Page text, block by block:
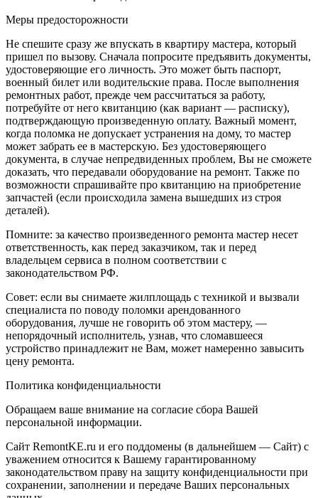
Меры предосторожности
Не спешите сразу же впускать в квартиру мастера, который
пришел по вызову. Сначала попросите предъявить документы,
удостоверяющие его личность. Это может быть паспорт,
военный билет или водительские права. После выполнения
ремонтных работ, прежде чем рассчитаться за работу,
потребуйте от него квитанцию (как вариант — расписку),
подтверждающую произведенную оплату. Важный момент,
когда поломка не допускает устранения на дому, то мастер
может забрать ее в мастерскую. Без удостоверяющего
документа, в случае непредвиденных проблем, Вы не сможете
доказать, что передавали оборудование на ремонт. Также по
возможности спрашивайте про квитанцию на приобретение
запчастей (если происходила замена вышедших из строя
деталей).
Помните: за качество произведенного ремонта мастер несет
ответственность, как перед заказчиком, так и перед
владельцем сервиса в полном соответствии с
законодательством РФ.
Совет: если вы снимаете жилплощадь с техникой и вызвали
специалиста по поводу поломки арендованного
оборудования, лучше не говорить об этом мастеру, —
непорядочный исполнитель, узнав, что сломавшееся
устройство принадлежит не Вам, может намеренно завысить
цену ремонта.
Политика конфиденциальности
Обращаем ваше внимание на согласие сбора Вашей
персональной информации.
Сайт RemontKE.ru и его поддомены (в дальнейшем — Сайт) с
уважением относится к Вашему гарантированному
законодательством праву на защиту конфиденциальности при
сохранении, заполнении и передаче Ваших персональных